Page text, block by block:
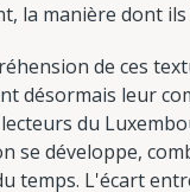
la manière dont
de ces
désormais leur
du
se développe,
temps. L'écart